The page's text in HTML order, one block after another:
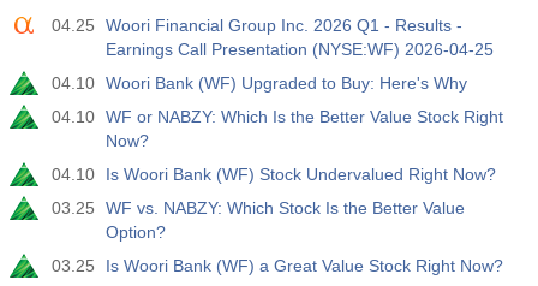
USD
贝克休斯美国石油钻井平台
实际值
预测值
前值
USD
实际值
预测值
前值
588
19:00
美联储消费信贷月率 m/m
04.25
Woori Financial Group Inc. 2026 Q1 - Results -
Earnings Call Presentation (NYSE:WF) 2026-04-25
04.10 Woori Bank (WF) Upgraded to Buy: Here's Why
04.10 WF or NABZY: Which Is the Better Value Stock Right
Now?
04.10
Is Woori Bank (WF) Stock Undervalued Right Now?
03.25
WF vs. NABZY: Which Stock Is the Better Value
Option?
03.25
Is Woori Bank (WF) a Great Value Stock Right Now?